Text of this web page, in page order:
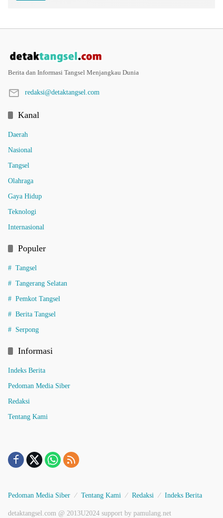
Berita dan Informasi Tangsel Menjangkau Dunia
redaksi@detaktangsel.com
Kanal
Daerah
Nasional
Tangsel
Olahraga
Gaya Hidup
Teknologi
Internasional
Populer
Tangsel
Tangerang Selatan
Pemkot Tangsel
Berita Tangsel
Serpong
Informasi
Indeks Berita
Pedoman Media Siber
Redaksi
Tentang Kami
Pedoman Media Siber Tentang Kami Redaksi Indeks Berita
detaktangsel.com @ 2013U2024 support by pamulang.net